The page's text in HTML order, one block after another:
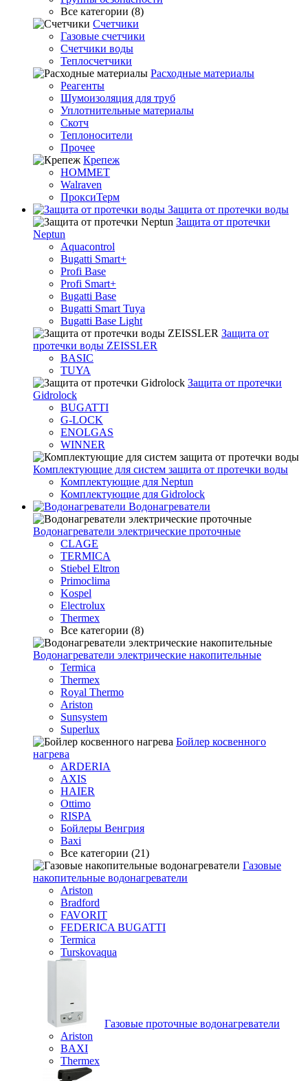
Все категории (8)
Счетчики
Газовые счетчики
Счетчики воды
Теплосчетчики
Расходные материалы
Реагенты
Шумоизоляция для труб
Уплотнительные материалы
Скотч
Теплоносители
Прочее
Крепеж
HOMMET
Walraven
ПроксиТерм
Защита от протечки воды
Защита от протечки
Neptun
Aquacontrol
Bugatti Smart+
Profi Base
Profi Smart+
Bugatti Base
Bugatti Smart Tuya
Bugatti Base Light
Защита от
протечки воды ZEISSLER
BASIC
TUYA
Защита от протечки
Gidrolock
BUGATTI
G-LOCK
ENOLGAS
WINNER
Комплектующие для систем защита от протечки воды
Комплектующие для Neptun
Комплектующие для Gidrolock
Водонагреватели
Водонагреватeли электрические проточные
CLAGE
TERMICA
Stiebel Eltron
Primoclima
Kospel
Electrolux
Thermex
Все категории (8)
Водонагреватели электрические накопительные
Termica
Thermex
Royal Thermo
Ariston
Sunsystem
Superlux
Бойлер косвенного
нагрева
ARDERIA
AXIS
HAIER
Ottimo
RISPA
Бойлеры Венгрия
Baxi
Все категории (21)
Газовые
накопительные водонагреватели
Ariston
Bradford
FAVORIT
FEDERICA BUGATTI
Termica
Turskovaqua
Газовые проточные водонагреватели
Ariston
BAXI
Thermex